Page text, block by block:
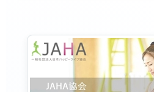
▼JAHA資格